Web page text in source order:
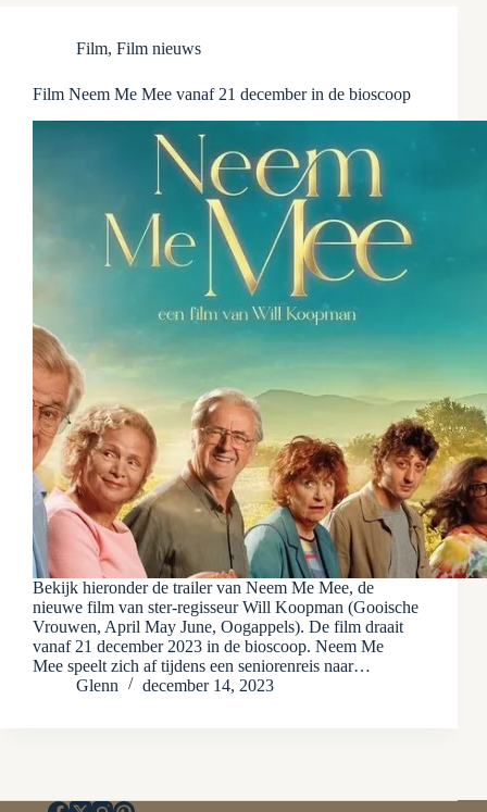
Film, Film nieuws
Film Neem Me Mee vanaf 21 december in de bioscoop
Bekijk hieronder de trailer van Neem Me Mee, de
nieuwe film van ster-regisseur Will Koopman (Gooische
Vrouwen, April May June, Oogappels). De film draait
vanaf 21 december 2023 in de bioscoop. Neem Me
Mee speelt zich af tijdens een seniorenreis naar…
Glenn
december 14, 2023